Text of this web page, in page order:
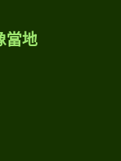
當地